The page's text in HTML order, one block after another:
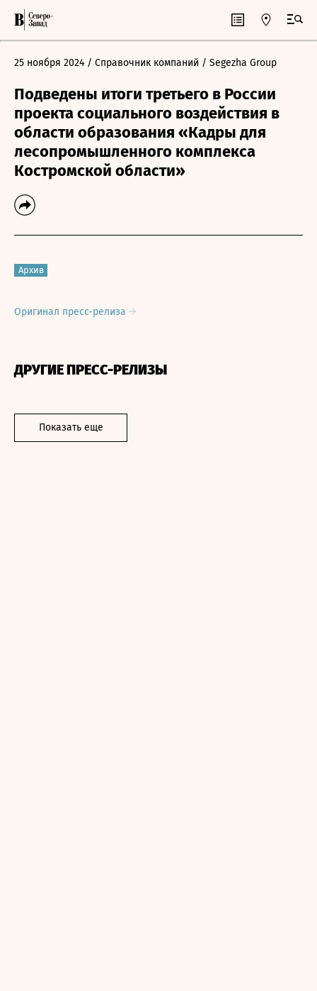
25 ноября 2024 / Справочник компаний / Segezha Group
Подведены итоги третьего в России
проекта социального воздействия в
области образования «Кадры для
лесопромышленного комплекса
Костромской области»
Архив
Оригинал пресс-релиза
ДРУГИЕ ПРЕСС-РЕЛИЗЫ
Показать еще